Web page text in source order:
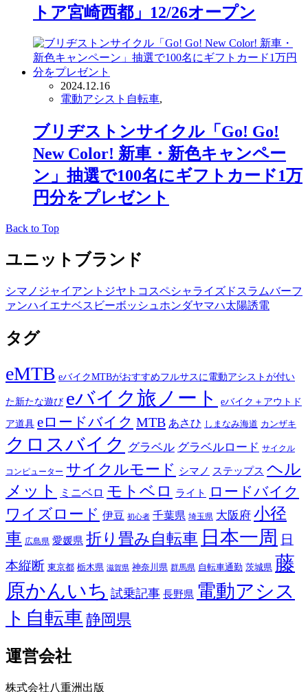
トア宮崎西都」12/26オープン
2024.12.16
電動アシスト自転車,
ブリヂストンサイクル「Go! Go!
New Color! 新車・新色キャンペー
ン」抽選で100名にギフトカード1万
円分をプレゼント
Back to Top
ユニットブランド
シマノ ジャイアント ジヤトコ スペシャライズド スラムバーフ
ァンハイエナベスビーボッシュ ホンダヤマハ太陽誘電
タグ
eMTB eバイクMTBがおすすめフルサスに電動アシストが付い
た新たな遊び eバイク旅ノート
eバイク＋アウトド
ア道具 eロードバイク MTB あさひ しまなみ海道 カンザキ
クロスバイク グラベル グラベルロード サイクル
コンピューター サイクルモード シマノ ステップス ヘル
メット
ミニベロ モトベロ ライト
ロードバイク
ワイズロード 伊豆 初心者 千葉県 埼玉県 大阪府 小径
車 広島県 愛媛県 折り畳み自転車 日本一周 日
本縦断 東京都 栃木県 滋賀県 神奈川県 群馬県 自転車通勤 茨城県 藤
原かんいち 試乗記事 長野県 電動アシス
ト自転車 静岡県
運営会社
株式会社八重洲出版